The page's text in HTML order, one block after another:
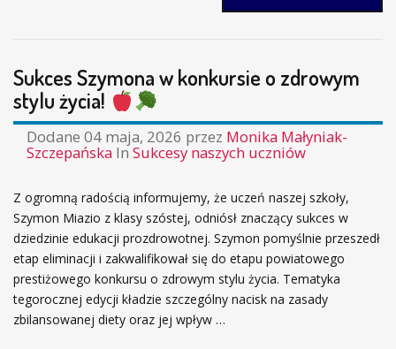
Sukces Szymona w konkursie o zdrowym
stylu życia!
Dodane 04 maja, 2026 przez Monika Małyniak-
Szczepańska InSukcesy naszych uczniów
Z ogromną radością informujemy, że uczeń naszej szkoły,
Szymon Miazio z klasy szóstej, odniósł znaczący sukces w
dziedzinie edukacji prozdrowotnej. Szymon pomyślnie przeszedł
etap eliminacji i zakwalifikował się do etapu powiatowego
prestiżowego konkursu o zdrowym stylu życia. Tematyka
tegorocznej edycji kładzie szczególny nacisk na zasady
zbilansowanej diety oraz jej wpływ …